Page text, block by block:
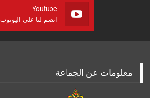
Youtube
انضم لنا على اليوتوب
معلومات عن الجماعة